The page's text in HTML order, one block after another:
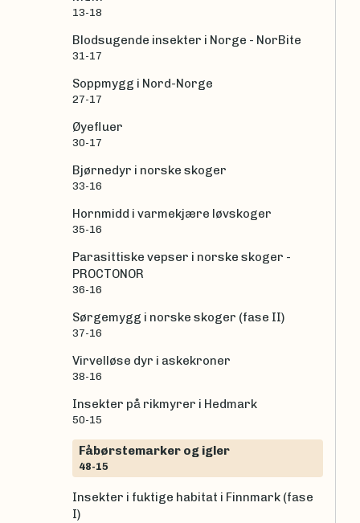
13-18
Blodsugende insekter i Norge - NorBite
31-17
Soppmygg i Nord-Norge
27-17
Øyefluer
30-17
Bjørnedyr i norske skoger
33-16
Hornmidd i varmekjære løvskoger
35-16
Parasittiske vepser i norske skoger -
PROCTONOR
36-16
Sørgemygg i norske skoger (fase II)
37-16
Virvelløse dyr i askekroner
38-16
Insekter på rikmyrer i Hedmark
50-15
Fåbørstemarker og igler
48-15
Insekter i fuktige habitat i Finnmark (fase
I)